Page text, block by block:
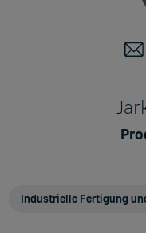
Industrielle Fertigung